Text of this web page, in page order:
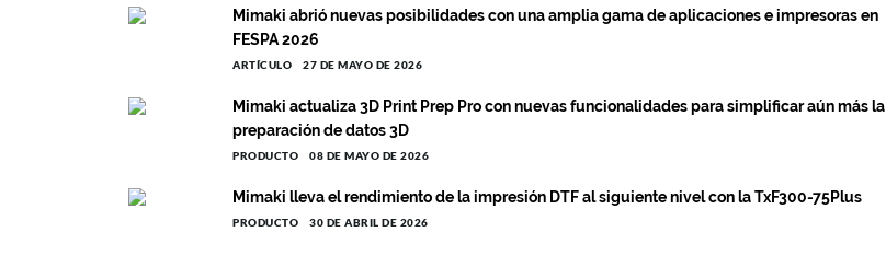
Mimaki abrió nuevas posibilidades con una amplia gama de aplicaciones e impresoras en
FESPA 2026
ARTÍCULO 27 DE MAYO DE 2026
Mimaki actualiza 3D Print Prep Pro con nuevas funcionalidades para simplificar aún más la
preparación de datos 3D
PRODUCTO 08 DE MAYO DE 2026
Mimaki lleva el rendimiento de la impresión DTF al siguiente nivel con la TxF300-75Plus
PRODUCTO 30 DE ABRIL DE 2026